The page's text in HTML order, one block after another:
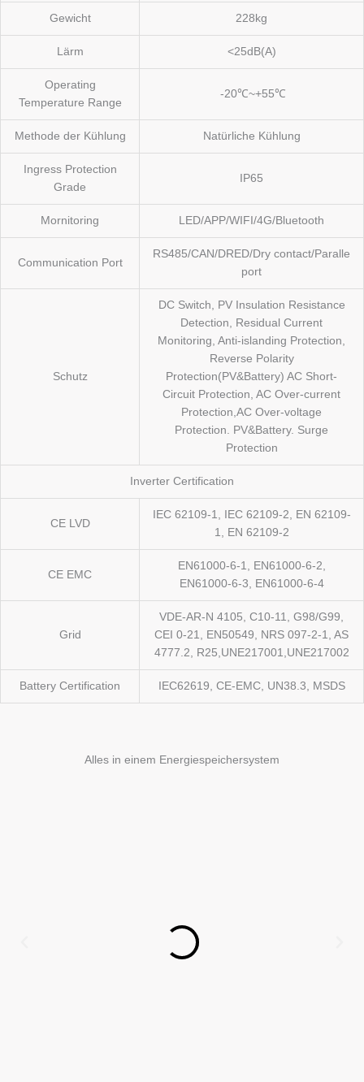
Gewicht 228kg
Lärm <25dB(A)
Operating
Temperature Range
-20℃~+55℃
Methode der Kühlung Natürliche Kühlung
Ingress Protection
Grade
IP65
Mornitoring LED/APP/WIFI/4G/Bluetooth
Communication Port
RS485/CAN/DRED/Dry contact/Paralle
port
Schutz
DC Switch, PV Insulation Resistance
Detection, Residual Current
Monitoring, Anti-islanding Protection,
Reverse Polarity
Protection(PV&Battery) AC Short-
Circuit Protection, AC Over-current
Protection,AC Over-voltage
Protection. PV&Battery. Surge
Protection
Inverter Certification
CE LVD
IEC 62109-1, IEC 62109-2, EN 62109-
1, EN 62109-2
CE EMC
EN61000-6-1, EN61000-6-2,
EN61000-6-3, EN61000-6-4
Grid
VDE-AR-N 4105, C10-11, G98/G99,
CEI 0-21, EN50549, NRS 097-2-1, AS
4777.2, R25,UNE217001,UNE217002
Battery Certification IEC62619, CE-EMC, UN38.3, MSDS
Alles in einem Energiespeichersystem